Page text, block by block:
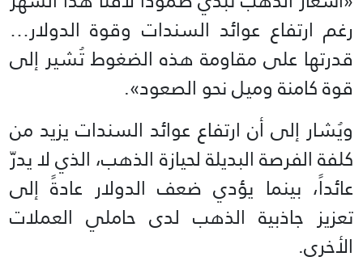
رغم ارتفاع عوائد السندات وقوة الدولار…
قدرتها على مقاومة هذه الضغوط تُشير إلى
قوة كامنة وميل نحو الصعود».
ويُشار إلى أن ارتفاع عوائد السندات يزيد من
كلفة الفرصة البديلة لحيازة الذهب، الذي لا يدرّ
عائداً، بينما يؤدي ضعف الدولار عادةً إلى
تعزيز جاذبية الذهب لدى حاملي العملات
الأخرى.